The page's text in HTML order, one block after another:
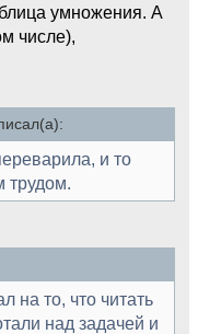
умножения. А
числе),
и то
трудом.
на то, что читать
над задачей и